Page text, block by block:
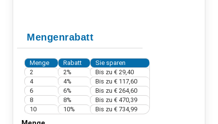
Mengenrabatt
Menge Rabatt
Sie sparen
2
2% Bis zu € 29,40
4
4% Bis zu € 117,60
6
6% Bis zu € 264,60
8
8% Bis zu € 470,39
10
10% Bis zu € 734,99